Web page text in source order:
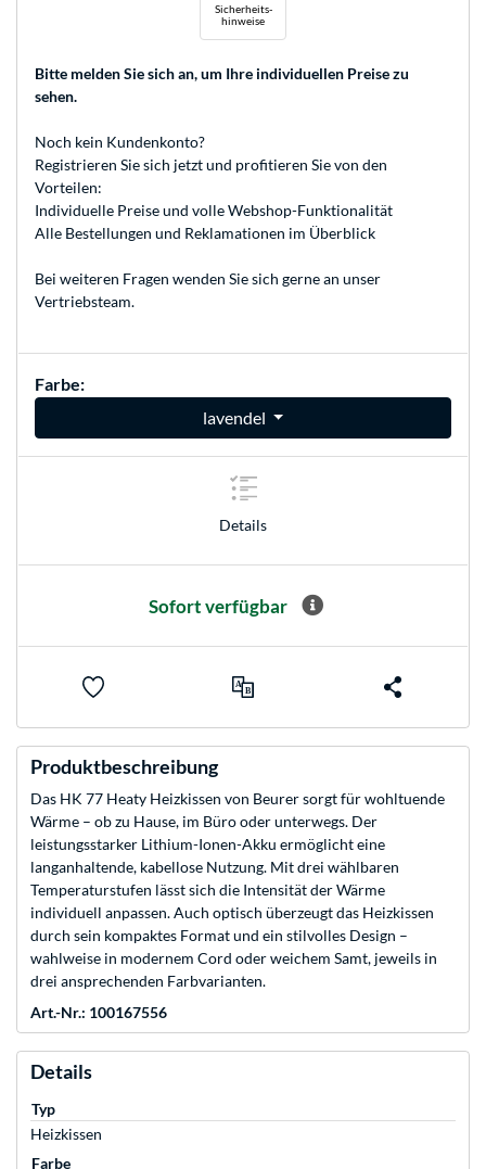
Sicherheits-
hinweise
Bitte melden Sie sich an, um Ihre individuellen Preise zu
sehen.
Noch kein Kundenkonto?
Registrieren Sie sich jetzt und profitieren Sie von den
Vorteilen:
Individuelle Preise und volle Webshop-Funktionalität
Alle Bestellungen und Reklamationen im Überblick
Bei weiteren Fragen wenden Sie sich gerne an unser
Vertriebsteam.
Farbe:
lavendel
Details
Sofort verfügbar
Produktbeschreibung
Das HK 77 Heaty Heizkissen von Beurer sorgt für wohltuende
Wärme – ob zu Hause, im Büro oder unterwegs. Der
leistungsstarker Lithium-Ionen-Akku ermöglicht eine
langanhaltende, kabellose Nutzung. Mit drei wählbaren
Temperaturstufen lässt sich die Intensität der Wärme
individuell anpassen. Auch optisch überzeugt das Heizkissen
durch sein kompaktes Format und ein stilvolles Design –
wahlweise in modernem Cord oder weichem Samt, jeweils in
drei ansprechenden Farbvarianten.
Art.-Nr.: 100167556
Details
Typ
Heizkissen
Farbe